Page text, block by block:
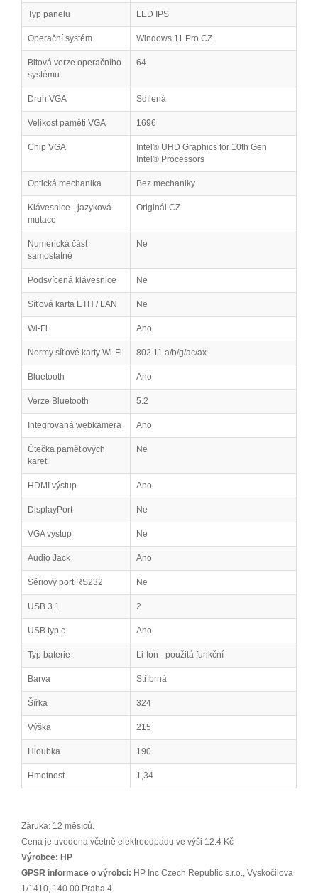
Typ panelu LED IPS
Operační systém Windows 11 Pro CZ
Bitová verze operačního
systému
64
Druh VGA Sdílená
Velikost paměti VGA 1696
Chip VGA
Intel® UHD Graphics for 10th Gen
Intel® Processors
Optická mechanika Bez mechaniky
Klávesnice - jazyková
mutace
Originál CZ
Numerická část
samostatně
Ne
Podsvícená klávesnice Ne
Síťová karta ETH / LAN Ne
Wi-Fi Ano
Normy síťové karty Wi-Fi 802.11 a/b/g/ac/ax
Bluetooth Ano
Verze Bluetooth 5.2
Integrovaná webkamera Ano
Čtečka paměťových
karet
Ne
HDMI výstup Ano
DisplayPort Ne
VGA výstup Ne
Audio Jack Ano
Sériový port RS232 Ne
USB 3.1 2
USB typ c Ano
Typ baterie Li-Ion - použitá funkční
Barva Stříbrná
Šířka 324
Výška 215
Hloubka 190
Hmotnost 1,34
Záruka: 12 měsíců.
Cena je uvedena včetně elektroodpadu ve výši 12.4 Kč
Výrobce: HP
GPSR informace o výrobci: HP Inc Czech Republic s.r.o., Vyskočilova
1/1410, 140 00 Praha 4